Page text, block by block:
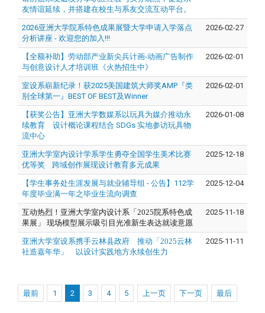
友情谊延续，并搭建在校生与系友交流互动平台。
2026亚洲大学院系特色成果展暨大学申请入学落点
分析讲座 - 欢迎您的加入!!!
2026-02-27
【全额补助】劳动部产业新尖兵计画-动画广告制作
与创意设计人才培训班《火热招生中》
2026-02-01
室设系崭新纪录！获2025美国建筑大师奖AMP『类
别全球第一』BEST OF BEST及Winner
2026-02-01
【获奖公告】亚洲大学数媒系以玩具为媒介推动永
续教育 设计概论课程结合 SDGs 实地参访玩具物
流中心
2026-01-08
亚洲大学室内设计学系学生勇夺全国学生美术比赛
优等奖 跨域创作展现设计教育多元成果
2025-12-18
【学生事务处生涯发展与就业辅导组 - 公告】112学
年度毕业满一年之毕业生流向调查
2025-12-04
互动热烈！亚洲大学室内设计系「 2025院系特色成
果展」
现场模型展示吸引目光准新生表达就读意愿
2025-11-18
亚洲大学室设系携手云林县政府 推动「2025云林
社造嘉年华」 以设计实践地方永续创生力
2025-11-11
最前 1 2 3 4 5 上一页 下一页 最后